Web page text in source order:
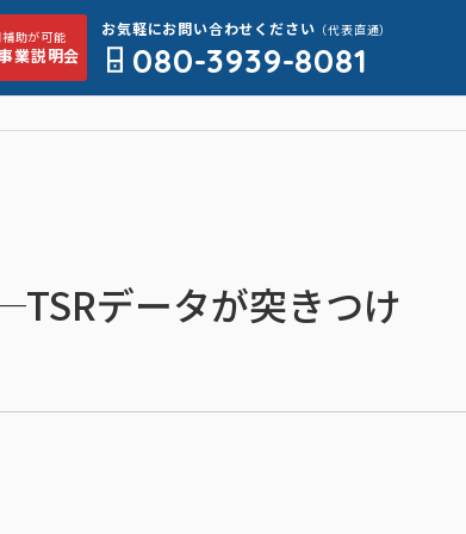
助が可能
業説明会
お気軽にお問い合わせください （代表直通）
080-3939-8081
データが突きつけ